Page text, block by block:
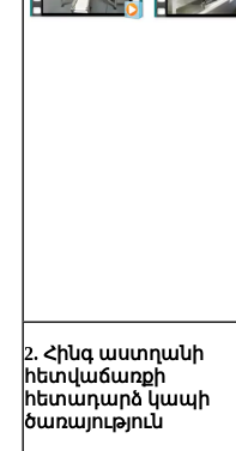
2. Հինգ աստղանի
հետվաճառքի
հետադարձ կապի
ծառայություն